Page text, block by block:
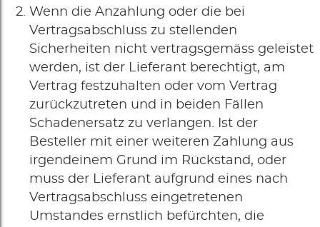
Wenn die Anzahlung oder die bei
Vertragsabschluss zu stellenden
Sicherheiten nicht vertragsgemäss geleistet
werden, ist der Lieferant berechtigt, am
Vertrag festzuhalten oder vom Vertrag
zurückzutreten und in beiden Fällen
Schadenersatz zu verlangen. Ist der
Besteller mit einer weiteren Zahlung aus
irgendeinem Grund im Rückstand, oder
muss der Lieferant aufgrund eines nach
Vertragsabschluss eingetretenen
Umstandes ernstlich befürchten, die